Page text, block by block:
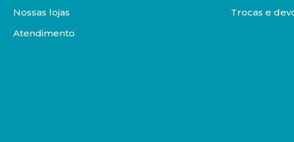
Nossas lojas
Atendimento
Trocas e